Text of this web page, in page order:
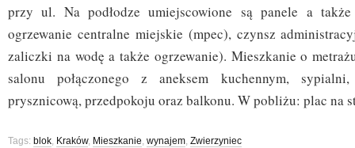
przy ul. Na podłodze umiejscowione są panele a
ogrzewanie centralne miejskie (mpec), czynsz
zaliczki na wodę a także ogrzewanie). Mieszkanie o
salonu połączonego z aneksem kuchennym,
prysznicową, przedpokoju oraz balkonu. W pobliżu: plac na
Tags: blok, Kraków, Mieszkanie, wynajem, Zwierzyniec